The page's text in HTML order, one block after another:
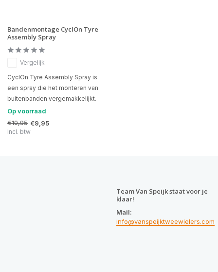
Bandenmontage CyclOn Tyre
Assembly Spray
Vergelijk
CyclOn Tyre Assembly Spray is
een spray die het monteren van
buitenbanden vergemakkelijkt.
Op voorraad
€10,95 €9,95
Incl. btw
Team Van Speijk staat voor je
klaar!
Mail:
info@vanspeijktweewielers.com